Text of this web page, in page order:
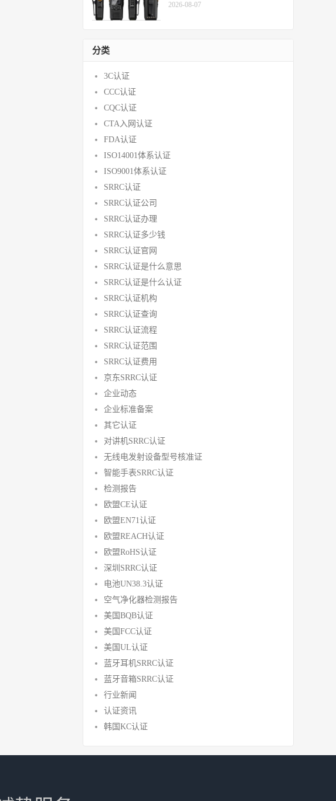
2026-08-07
分类
3C认证
CCC认证
CQC认证
CTA入网认证
FDA认证
ISO14001体系认证
ISO9001体系认证
SRRC认证
SRRC认证公司
SRRC认证办理
SRRC认证多少钱
SRRC认证官网
SRRC认证是什么意思
SRRC认证是什么认证
SRRC认证机构
SRRC认证查询
SRRC认证流程
SRRC认证范围
SRRC认证费用
京东SRRC认证
企业动态
企业标准备案
其它认证
对讲机SRRC认证
无线电发射设备型号核准证
智能手表SRRC认证
检测报告
欧盟CE认证
欧盟EN71认证
欧盟REACH认证
欧盟RoHS认证
深圳SRRC认证
电池UN38.3认证
空气净化器检测报告
美国BQB认证
美国FCC认证
美国UL认证
蓝牙耳机SRRC认证
蓝牙音箱SRRC认证
行业新闻
认证资讯
韩国KC认证